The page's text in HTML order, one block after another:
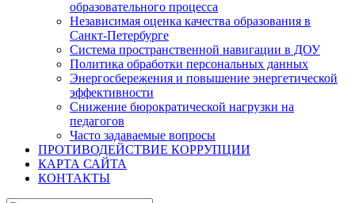
образовательного процесса
Независимая оценка качества образования в
Санкт-Петербурге
Система пространственной навигации в ДОУ
Политика обработки персональных данных
Энергосбережения и повышение энергетической
эффективности
Снижение бюрократической нагрузки на
педагогов
Часто задаваемые вопросы
ПРОТИВОДЕЙСТВИЕ КОРРУПЦИИ
КАРТА САЙТА
КОНТАКТЫ